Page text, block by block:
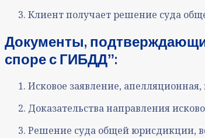
Клиент получает решение суда
Документы,
споре с ГИБДДˮ:
Исковое заявление,
Доказательства направления
Решение суда общей юрисдикции,